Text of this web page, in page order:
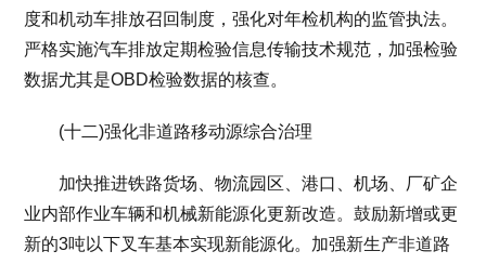
度和机动车排放召回制度，强化对年检机构的监管执法。
严格实施汽车排放定期检验信息传输技术规范，加强检验
数据尤其是OBD检验数据的核查。
(十二)强化非道路移动源综合治理
加快推进铁路货场、物流园区、港口、机场、厂矿企
业内部作业车辆和机械新能源化更新改造。鼓励新增或更
新的3吨以下叉车基本实现新能源化。加强新生产非道路